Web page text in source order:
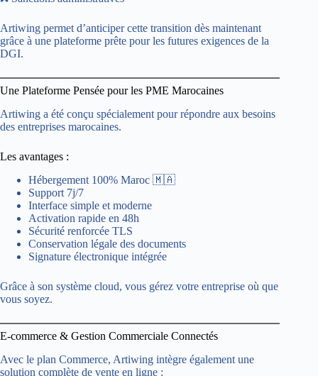
Artiwing permet d’anticiper cette transition dès maintenant
grâce à une plateforme prête pour les futures exigences de la
DGI.
Une Plateforme Pensée pour les PME Marocaines
Artiwing a été conçu spécialement pour répondre aux besoins
des entreprises marocaines.
Les avantages :
Hébergement 100% Maroc 🇲🇦
Support 7j/7
Interface simple et moderne
Activation rapide en 48h
Sécurité renforcée TLS
Conservation légale des documents
Signature électronique intégrée
Grâce à son système cloud, vous gérez votre entreprise où que
vous soyez.
E-commerce & Gestion Commerciale Connectés
Avec le plan Commerce, Artiwing intègre également une
solution complète de vente en ligne :